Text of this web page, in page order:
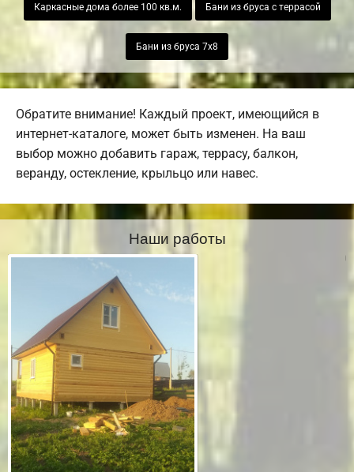
Каркасные дома более 100 кв.м. Бани из бруса с террасой
Бани из бруса 7х8
Обратите внимание! Каждый проект, имеющийся в
интернет-каталоге, может быть изменен. На ваш
выбор можно добавить гараж, террасу, балкон,
веранду, остекление, крыльцо или навес.
Наши работы